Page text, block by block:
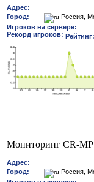
Мониторинг CR-MP